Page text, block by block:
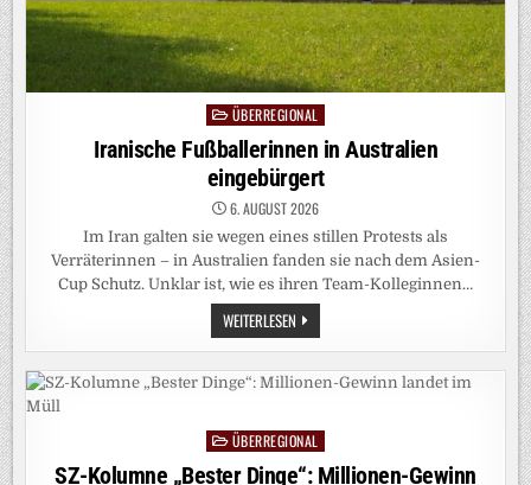
Posted
in
ÜBERREGIONAL
Iranische Fußballerinnen in Australien
eingebürgert
6. AUGUST 2026
Im Iran galten sie wegen eines stillen Protests als
Verräterinnen – in Australien fanden sie nach dem Asien-
Cup Schutz. Unklar ist, wie es ihren Team-Kolleginnen…
WEITERLESEN IRANISCHE
FUSSBALLERINNEN I
N A
INGEBÜRGERT
PostedÜBERREGIONAL
SZ-Kolumne „Bester Dinge“: Millionen-Gewinn